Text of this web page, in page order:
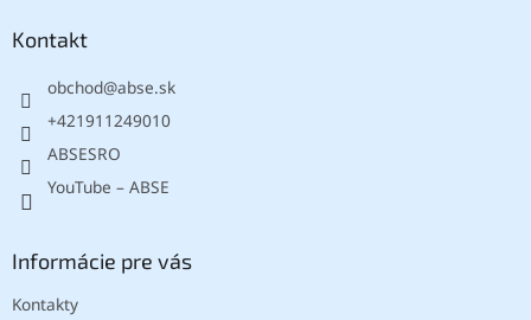
Kontakt
obchod@abse.sk
+421911249010
ABSESRO
YouTube – ABSE
Informácie pre vás
Kontakty